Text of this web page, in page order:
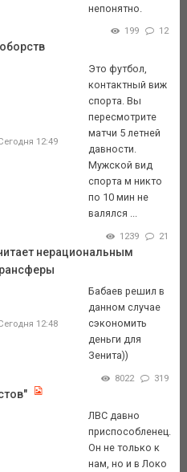
непонятно.
199 12
12:49
Это футбол,
контактный виж
спорта. Вы
пересмотрите
матчи 5 летней
давности.
Мужской вид
спорта м никто
по 10 мин не
валялся ...
1239 21
нерациональным
12:48
Бабаев решил в
данном случае
сэкономить
деньги для
Зенита))
8022 319
ЛВС давно
приспособленец.
Он не только к
нам, но и в Локо